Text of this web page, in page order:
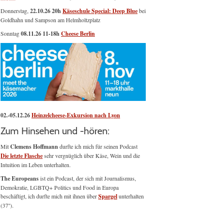
Donnerstag, 22.10.26 20hKäseschule Special: Deep Bluebei
Goldhahn und Sampson am Helmholtzplatz
Sonntag08.11.26 11-18hCheese Berlin
02.-05.12.26Heinzelcheese-Exkursion nach Lyon
Zum Hinsehen und -hören:
MitClemens Hoffmanndurfte ich mich für seinen Podcast
Die letzte Flaschesehr vergnüglich über Käse, Wein und die
Intuition im Leben unterhalten.
The Europeansist ein Podcast, der sich mit Journalismus,
Demokratie, LGBTQ+ Politics und Food in Europa
beschäftigt, ich durfte mich mit ihnen überSpargelunterhalten
(37'').